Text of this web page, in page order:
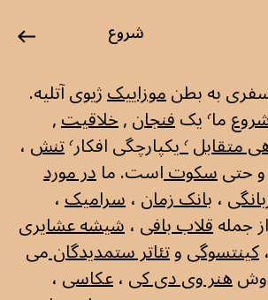
به بطنموزاییکژیوی آتلیه.
ما٬ یک فنجان,خلاقيت,
متقابل٬یکپارچگی افکار٬ تنش،
و حتیسکوتاست. مادر مورد
،بانک زمان،سرامیک،
از جملهقلاب بافی،شیشه عشایری
،کینتسوگیوتئاتر ستمدیدگانمی
هنر وی دی کی،عکاسی،
شروع